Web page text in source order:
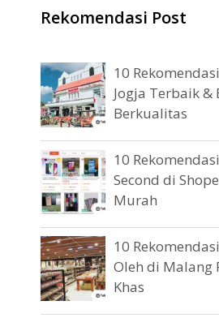
Rekomendasi Post
10
Jogja Terbaik &
Berkualitas
10
Second di
Murah
10
Oleh di Malang
Khas